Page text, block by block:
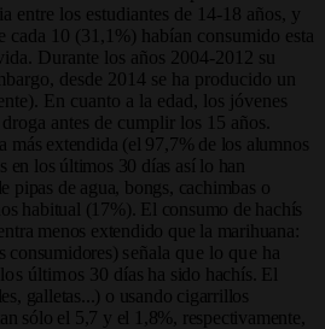
entre los estudiantes de 14-18 años, y
cada 10 (31,1%) habían consumido esta
Durante los años 2004-2012 su
desde 2014 se ha producido un
En cuanto a la edad, los jóvenes
antes de cumplir los 15 años.
más extendida (el 97,7% de los alumnos
los últimos 30 días así lo han
pipas de agua, bongs, cachimbas o
habitual (17%). El consumo de hachís
menos extendido que la marihuana:
consumidores) señala que lo que ha
últimos 30 días ha sido hachís. El
galletas...) o usando cigarrillos
sólo el 5,7 y el 1,8%, respectivamente,